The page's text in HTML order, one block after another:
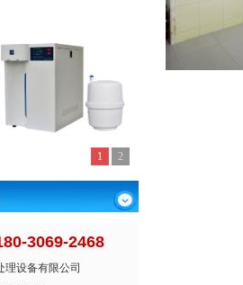
1 2
3069-2468
理设备有限公司